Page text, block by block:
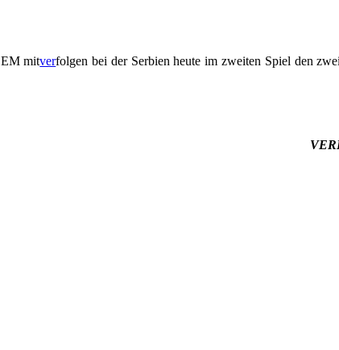
EMmitverfolgen bei der Serbien heute im zweiten Spiel den